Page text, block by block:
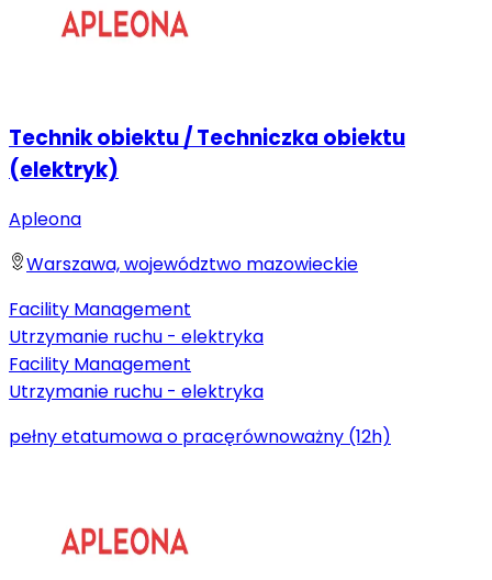
Technik obiektu / Techniczka obiektu
(elektryk)
Apleona
Warszawa, województwo mazowieckie
Facility Management
Utrzymanie ruchu - elektryka
Facility Management
Utrzymanie ruchu - elektryka
pełny etatumowa o pracęrównoważny (12h)